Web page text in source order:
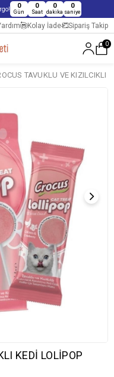
0
Gün
0
Saat
0
dakika
0
saniye
Kolay İade Sipariş Takip
0
TAVUKLU VE KIZILCIKLI
KEDİ LOLİPOP